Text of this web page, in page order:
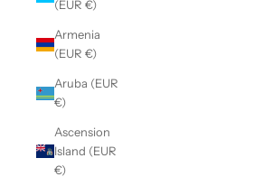
(EUR €)
Armenia
(EUR €)
Aruba (EUR
€)
Ascension
Island (EUR
€)